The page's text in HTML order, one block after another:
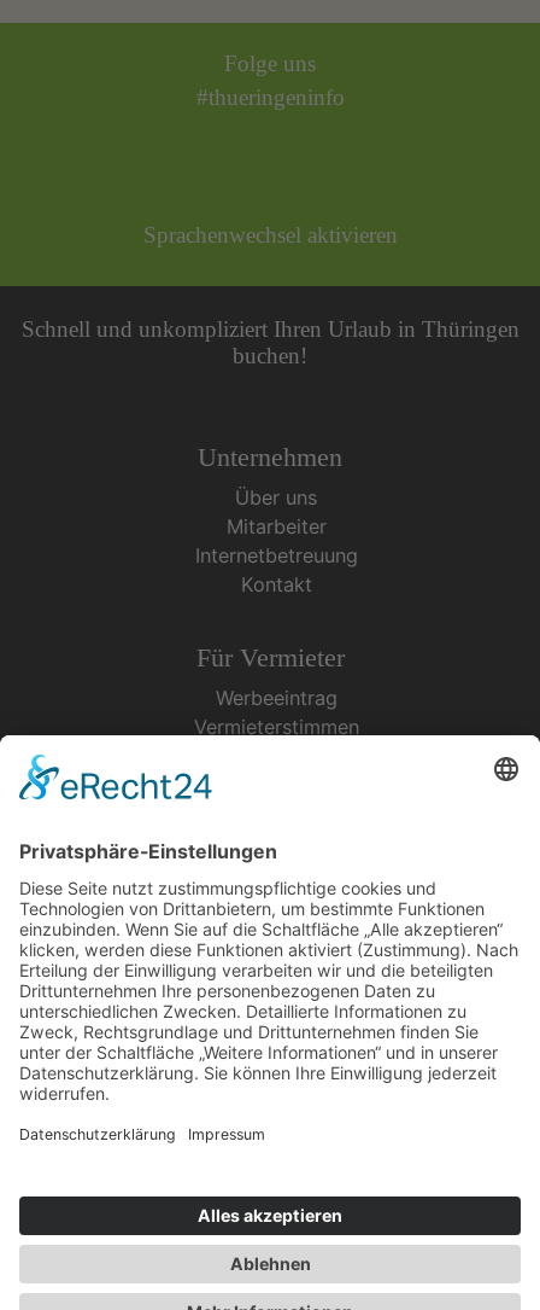
Folge uns
#thueringeninfo
Sprachenwechsel aktivieren
Schnell und unkompliziert Ihren Urlaub in Thüringen
buchen!
Unternehmen
Über uns
Mitarbeiter
Internetbetreuung
Kontakt
Für Vermieter
Werbeeintrag
Vermieterstimmen
Urlaubsservice
Bücher, Karten & CD's
Ihre Anreise
Wetter
Links
Nutzungsbedingungen
Datenschutz
Reiseoasen.de